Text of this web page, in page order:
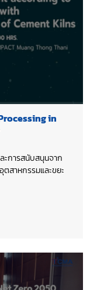
in
ะการสนับสนุนจาก
สาหกรรมและขยะ